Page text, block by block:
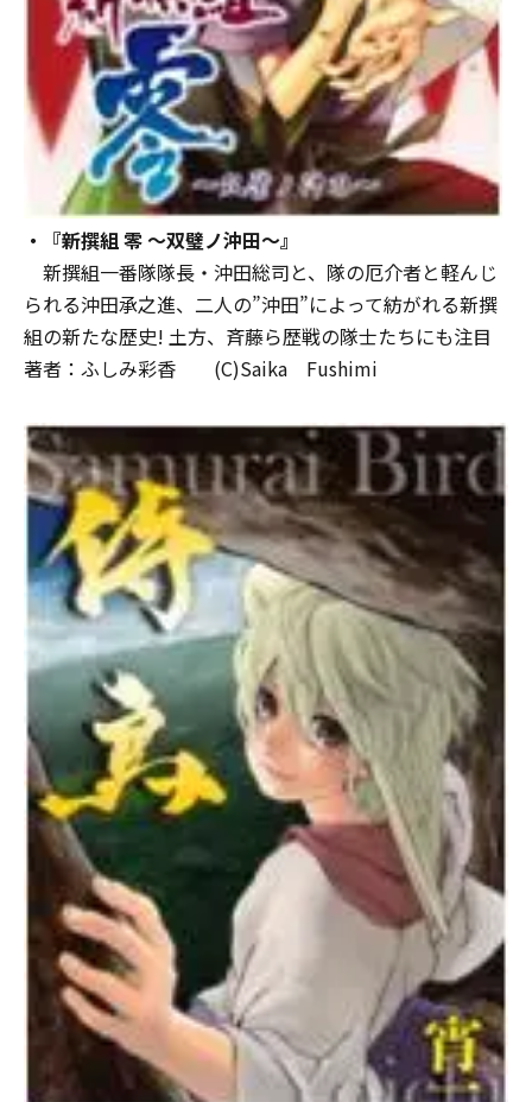
・『新撰組 零 ～双璧ノ沖田～』
新撰組一番隊隊長・沖田総司と、隊の厄介者と軽んじ
られる沖田承之進、二人の”沖田”によって紡がれる新撰
組の新たな歴史! 土方、斉藤ら歴戦の隊士たちにも注目
著者：ふしみ彩香 (C)Saika Fushimi